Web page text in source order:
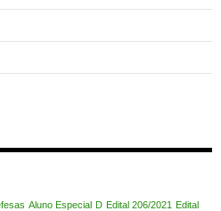
Aluno Especial D Edital 206/2021 Edital